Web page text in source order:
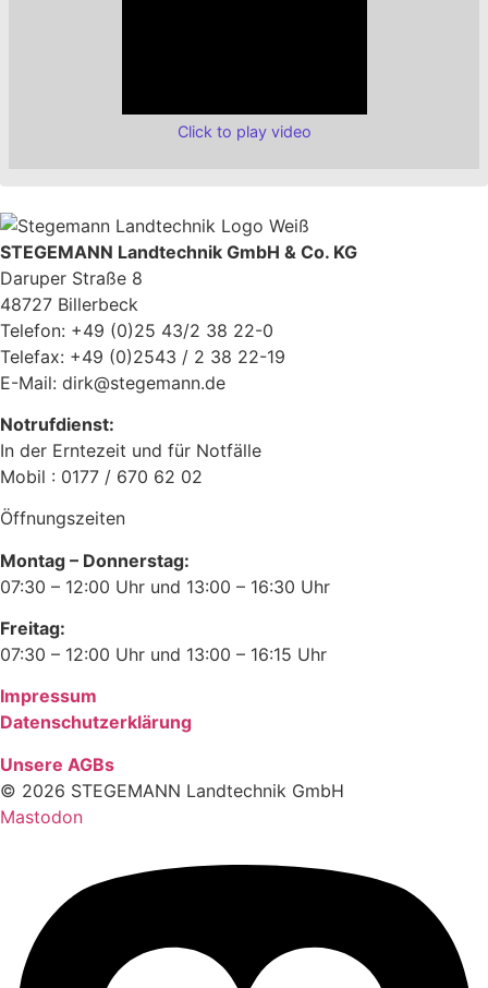
Click to play video
STEGEMANN Landtechnik GmbH & Co. KG
Daruper Straße 8
48727 Billerbeck
Telefon: +49 (0)25 43/2 38 22-0
Telefax: +49 (0)2543 / 2 38 22-19
E-Mail: dirk@stegemann.de
Notrufdienst:
In der Erntezeit und für Notfälle
Mobil : 0177 / 670 62 02
Öffnungszeiten
Montag – Donnerstag:
07:30 – 12:00 Uhr und 13:00 – 16:30 Uhr
Freitag:
07:30 – 12:00 Uhr und 13:00 – 16:15 Uhr
Impressum
Datenschutzerklärung
Unsere AGBs
© 2026 STEGEMANN Landtechnik GmbH
Mastodon